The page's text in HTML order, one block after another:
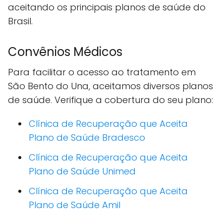
aceitando os principais planos de saúde do
Brasil.
Convênios Médicos
Para facilitar o acesso ao tratamento em
São Bento do Una, aceitamos diversos planos
de saúde. Verifique a cobertura do seu plano:
Clínica de Recuperação que Aceita
Plano de Saúde Bradesco
Clínica de Recuperação que Aceita
Plano de Saúde Unimed
Clínica de Recuperação que Aceita
Plano de Saúde Amil